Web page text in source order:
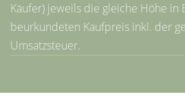
Käufer) jeweils die gleiche Höhe in
beurkundeten Kaufpreis inkl. der
Umsatzsteuer.